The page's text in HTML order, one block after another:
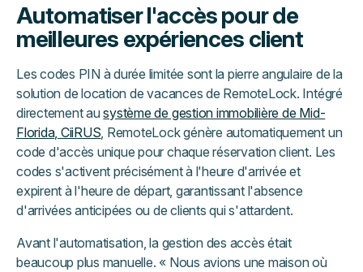
Automatiser l'accès pour de
meilleures expériences client
Les codes PIN à durée limitée sont la pierre angulaire de la
solution de location de vacances de RemoteLock. Intégré
directement ausystème de gestion immobilière de Mid-
Florida, CiiRUS , RemoteLock génère automatiquement un
code d'accès unique pour chaque réservation client. Les
codes s'activent précisément à l'heure d'arrivée et
expirent à l'heure de départ, garantissant l'absence
d'arrivées anticipées ou de clients qui s'attardent.
Avant l'automatisation, la gestion des accès était
beaucoup plus manuelle. « Nous avions une maison où